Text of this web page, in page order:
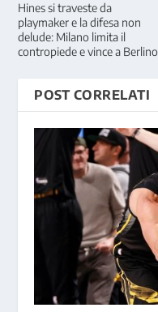
Hines si traveste da
playmaker e la difesa non
delude: Milano limita il
contropiede e vince a Berlino
POST CORRELATI